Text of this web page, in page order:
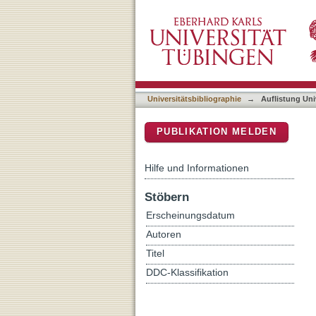
Universitätsbibliographie → Auflistung
PUBLIKATION MELDEN
Hilfe und Informationen
Stöbern
Erscheinungsdatum
Autoren
Titel
DDC-Klassifikation